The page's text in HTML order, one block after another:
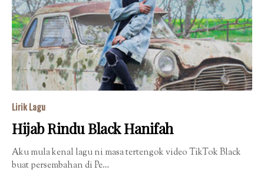
Lirik Lagu
Hijab Rindu Black Hanifah
Aku mula kenal lagu ni masa tertengok video TikTok Black
buat persembahan di Pe…